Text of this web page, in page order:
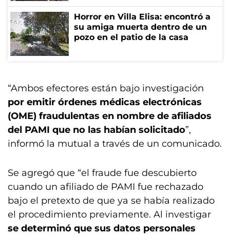
Horror en Villa Elisa: encontró a
su amiga muerta dentro de un
pozo en el patio de la casa
“Ambos efectores están bajo investigación
por emitir órdenes médicas electrónicas
(OME) fraudulentas en nombre de afiliados
del PAMI que no las habían solicitado”,
informó la mutual a través de un comunicado.
Se agregó que “el fraude fue descubierto
cuando un afiliado de PAMI fue rechazado
bajo el pretexto de que ya se había realizado
el procedimiento previamente. Al investigar
se determinó que sus datos personales